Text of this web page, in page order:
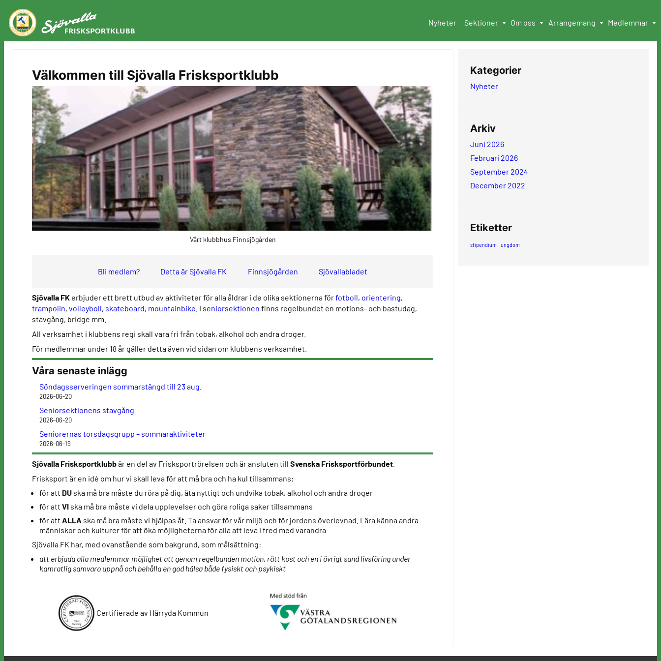
Hoppa
till
innehåll
Nyheter Sektioner Om oss Arrangemang Medlemmar
Välkommen till Sjövalla Frisksportklubb
Vårt klubbhus Finnsjögården
Bli medlem? Detta är Sjövalla FK Finnsjögården Sjövallabladet
Sjövalla FK erbjuder ett brett utbud av aktiviteter för alla åldrar i de olika sektionerna förfotboll, orientering,
trampolin, volleyboll, skateboard, mountainbike . I seniorsektionen finns regelbundet en motions- och bastudag,
stavgång, bridge mm.
All verksamhet i klubbens regi skall vara fri från tobak, alkohol och andra droger.
För medlemmar under 18 år gäller detta även vid sidan om klubbens verksamhet.
Våra senaste inlägg
Söndagsserveringen sommarstängd till 23 aug.
2026-06-20
Seniorsektionens stavgång
2026-06-20
Seniorernas torsdagsgrupp – sommaraktiviteter
2026-06-19
Sjövalla Frisksportklubbär en del av Frisksportrörelsen och är ansluten till Svenska Frisksportförbundet
Frisksport är en idé om hur vi skall leva för att må bra och ha kul tillsammans:
för att DU ska må bra måste du röra på dig, äta nyttigt och undvika tobak, alkohol och andra droger
för att VI ska må bra måste vi dela upplevelser och göra roliga saker tillsammans
för att ALLA ska må bra måste vi hjälpas åt. Ta ansvar för vår miljö och för jordens överlevnad. Lära känna andra
människor och kulturer för att öka möjligheterna för alla att leva i fred med varandra
Sjövalla FK har, med ovanstående som bakgrund, som målsättning:
att erbjuda alla medlemmar möjlighet att genom regelbunden motion, rätt kost och en i övrigt sund livsföring under
kamratlig samvaro uppnå och behålla en god hälsa både fysiskt och psykiskt
Certifierade av Härryda Kommun
Kategorier
Nyheter
Arkiv
Juni 2026
Februari 2026
September 2024
December 2022
Etiketter
stipendium ungdom